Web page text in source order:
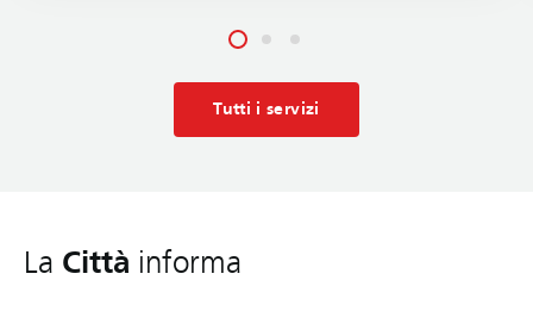
Tutti i servizi
La Città informa